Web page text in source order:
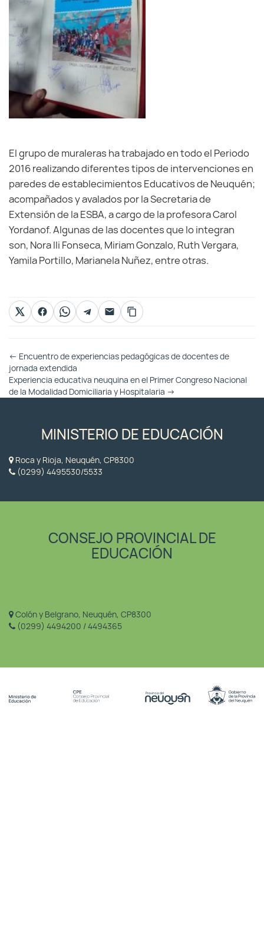
El grupo de muraleras ha trabajado en todo el Periodo
2016 realizando diferentes tipos de intervenciones en
paredes de establecimientos Educativos de Neuquén;
acompañados y avalados por la Secretaria de
Extensión de la ESBA, a cargo de la profesora Carol
Yordanof. Algunas de las docentes que lo integran
son, Nora Ili Fonseca, Miriam Gonzalo, Ruth Vergara,
Yamila Portillo, Marianela Nuñez, entre otras.
Otras
Entradas
← Encuentro de experiencias pedagógicas de docentes de
jornada extendida
Experiencia educativa neuquina en el Primer Congreso Nacional
de la Modalidad Domiciliaria y Hospitalaria →
MINISTERIO DE EDUCACIÓN
Roca y Rioja, Neuquén, CP8300
(0299) 4495530/5533
CONSEJO PROVINCIAL DE
EDUCACIÓN
Colón y Belgrano, Neuquén, CP8300
(0299) 4494200 / 4494365